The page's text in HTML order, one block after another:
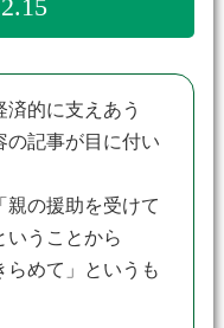
済的に支えあう
の記事が目に付い
親の援助を受けて
いうことから
らめて」というも